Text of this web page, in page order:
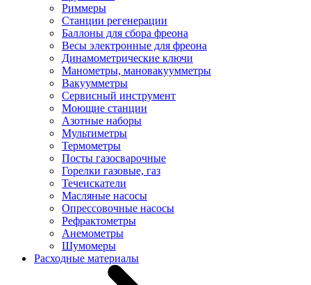
Риммеры
Станции регенерации
Баллоны для сбора фреона
Весы электронные для фреона
Динамометрические ключи
Манометры, мановакуумметры
Вакуумметры
Сервисный инструмент
Моющие станции
Азотные наборы
Мультиметры
Термометры
Посты газосварочные
Горелки газовые, газ
Течеискатели
Масляные насосы
Опрессовочные насосы
Рефрактометры
Анемометры
Шумомеры
Расходные материалы